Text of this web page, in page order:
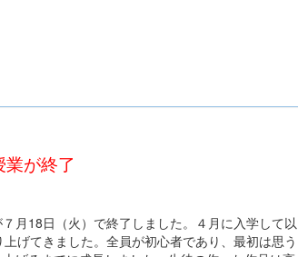
が終了
月18日（火）で終了しました。４月に入学して以
げてきました。全員が初心者であり、最初は思う